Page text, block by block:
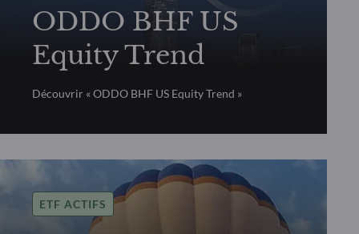
ODDO BHF US
Equity Trend
Découvrir « ODDO BHF US Equity Trend »
ETF ACTIFS